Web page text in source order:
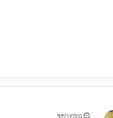
۹۳/۱۲/۲۵